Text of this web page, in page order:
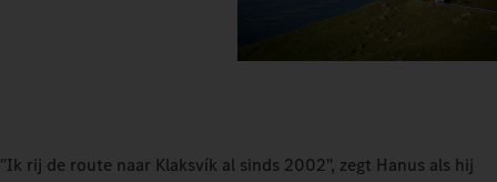
"Ik rij de route naar Klaksvík al sinds 2002", zegt Hanus als hij